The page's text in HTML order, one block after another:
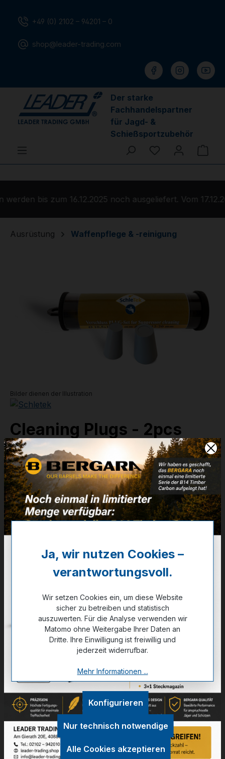
+49 (0) 2102 – 94201 – 0
shop@leader-trading.com
Der starke
Fachhandelspartner
für Jagd- &
Schießsportzubehör
Du hast 0
bis zum 16.12.2025 noch ausgeliefert. Vom
Ausrüstung Waffenpflege & -reinigung
Bilder dienen der Illustration
Cleaning Plugs - 2pcs
5-9mm
Artikelnummer:30-04039
Weitere Informationen
✔Pack: 2 Stk.
✔ Auf Lager
Noch kein Kunde?Registrieren Sie sich jetzt.
Technische Daten
GPSR Information
Bewertungen
Ja, wir nutzen Cookies –
verantwortungsvoll.
Wir setzen Cookies ein, um diese Website
sicher zu betreiben und statistisch
auszuwerten. Für die Analyse verwenden wir
Matomo ohne Weitergabe Ihrer Daten an
Dritte. Ihre Einwilligung ist freiwillig und
jederzeit widerrufbar.
Mehr Informationen ...
Nur technisch notwendige
Konfigurieren
Alle Cookies akzeptieren